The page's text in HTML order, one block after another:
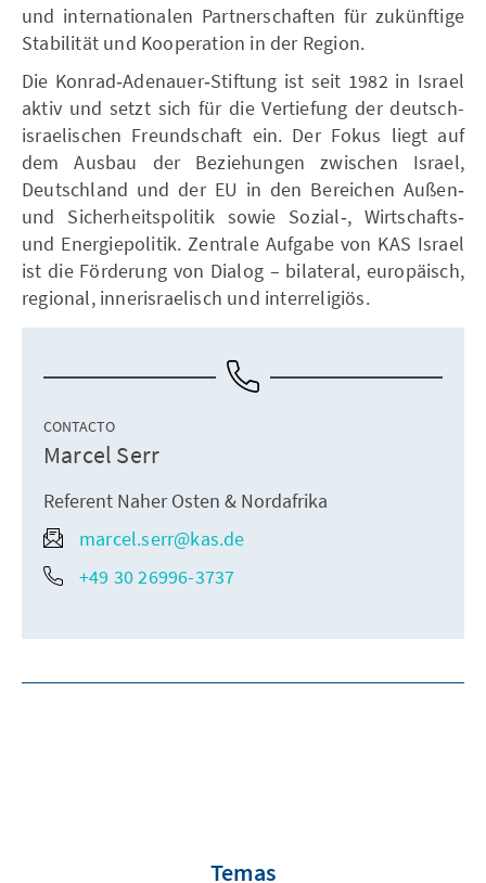
und internationalen Partnerschaften für zukünftige
Stabilität und Kooperation in der Region.
Die Konrad‑Adenauer‑Stiftung ist seit 1982 in Israel
aktiv und setzt sich für die Vertiefung der deutsch-
israelischen Freundschaft ein. Der Fokus liegt auf
dem Ausbau der Beziehungen zwischen Israel,
Deutschland und der EU in den Bereichen Außen‑
und Sicherheitspolitik sowie Sozial‑, Wirtschafts‑
und Energiepolitik. Zentrale Aufgabe von KAS Israel
ist die Förderung von Dialog – bilateral, europäisch,
regional, innerisraelisch und interreligiös.
CONTACTO
Marcel Serr
Referent Naher Osten & Nordafrika
marcel.serr@kas.de
+49 30 26996-3737
Temas